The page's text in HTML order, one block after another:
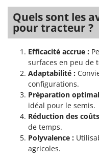
Quels sont les
pour tracteur ?
Efficacité accrue :
surfaces en peu de
Adaptabilité :
configurations.
Préparation
idéal pour le semis.
Réduction des
de temps.
Polyvalence :
agricoles.